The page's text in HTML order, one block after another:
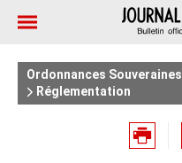
Ordonnances Souveraines
Réglementation